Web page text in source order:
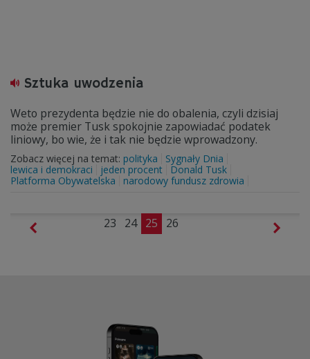
Sztuka uwodzenia
Weto prezydenta będzie nie do obalenia, czyli dzisiaj
może premier Tusk spokojnie zapowiadać podatek
liniowy, bo wie, że i tak nie będzie wprowadzony.
Zobacz więcej na temat: polityka
Sygnały Dnia
lewica i demokraci
jeden procent
Donald Tusk
Platforma Obywatelska
narodowy fundusz zdrowia
23 24 25 26